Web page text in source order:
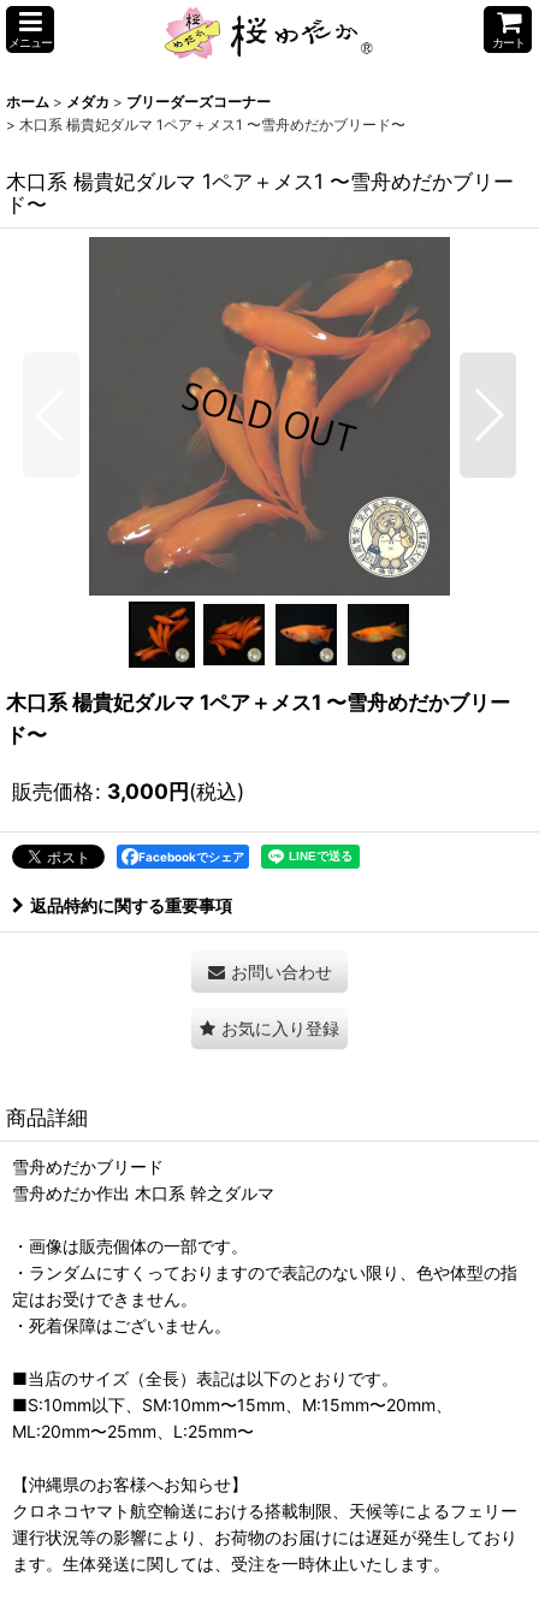
メニュー カート
ホーム > メダカ > ブリーダーズコーナー
> 木口系 楊貴妃ダルマ 1ペア＋メス1 〜雪舟めだかブリード〜
木口系 楊貴妃ダルマ 1ペア＋メス1 〜雪舟めだかブリー
ド〜
木口系 楊貴妃ダルマ 1ペア＋メス1 〜雪舟めだかブリー
ド〜
販売価格: 3,000円(税込)
Facebookでシェア
返品特約に関する重要事項
お問い合わせ
お気に入り登録
商品詳細
雪舟めだかブリード
雪舟めだか作出 木口系 幹之ダルマ
・画像は販売個体の一部です。
・ランダムにすくっておりますので表記のない限り、色や体型の指
定はお受けできません。
・死着保障はございません。
■当店のサイズ（全長）表記は以下のとおりです。
■S:10mm以下、SM:10mm〜15mm、M:15mm〜20mm、
ML:20mm〜25mm、L:25mm〜
【沖縄県のお客様へお知らせ】
クロネコヤマト航空輸送における搭載制限、天候等によるフェリー
運行状況等の影響により、お荷物のお届けには遅延が発生しており
ます。生体発送に関しては、受注を一時休止いたします。